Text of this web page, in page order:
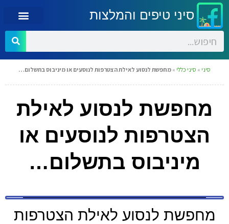
סיני טיפים והמלצות
סיני » סיני כללי » מחפשת לנסוע לאילת הצטרפות לנוסעים או מיניבוס בתשלום…
מחפשת לנסוע לאילת
הצטרפות לנוסעים או
מיניבוס בתשלום…
מחפשת לנסוע לאילת הצטרפות